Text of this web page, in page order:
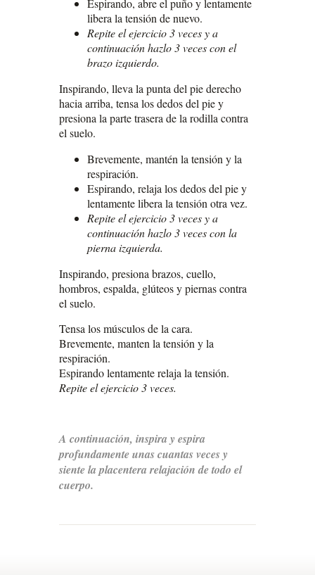
libera la tensión de nuevo.
Repite el ejercicio 3 veces y a
continuación hazlo 3 veces con el
brazo izquierdo.
Inspirando, lleva la punta del pie derecho
hacia arriba, tensa los dedos del pie y
presiona la parte trasera de la rodilla contra
el suelo.
Brevemente, mantén la tensión y la
respiración.
Espirando, relaja los dedos del pie y
lentamente libera la tensión otra vez.
Repite el ejercicio 3 veces y a
continuación hazlo 3 veces con la
pierna izquierda.
Inspirando, presiona brazos, cuello,
hombros, espalda, glúteos y piernas contra
el suelo.
Tensa los músculos de la cara.
Brevemente, manten la tensión y la
respiración.
Espirando lentamente relaja la tensión.
Repite el ejercicio 3 veces.
A continuación, inspira y espira
profundamente unas cuantas veces y
siente la placentera relajación de todo el
cuerpo.